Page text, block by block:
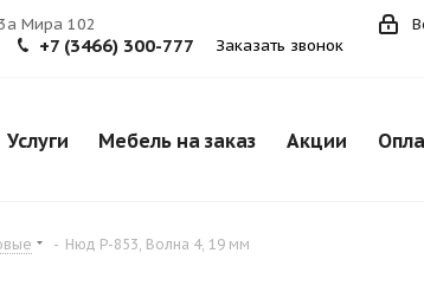
Мира 102
+7 (3466) 300-777 Заказать звонок
Услуги Мебель на заказ Акции
- Нюд Р-853, Волна 4, 19 мм